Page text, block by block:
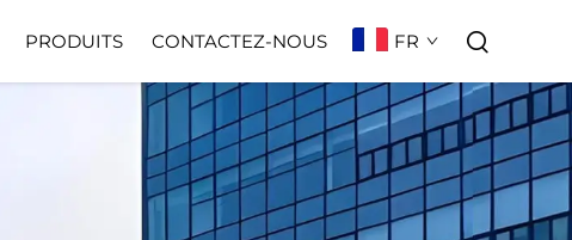
PRODUITS CONTACTEZ-NOUS FR